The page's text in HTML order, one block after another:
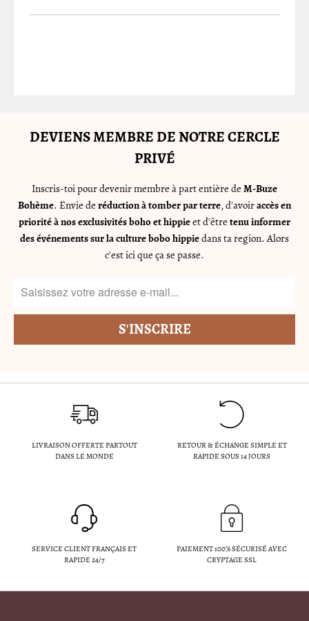
DEVIENS MEMBRE DE NOTRE CERCLE
PRIVÉ
Inscris-toi pour devenir membre à part entière de M-Buze
Bohème. Envie de réduction à tomber par terre, d'avoiraccès en
priorité à nos exclusivités boho et hippieet d'être tenu informer
des événements sur la culture bobo hippiedans ta region. Alors
c'est ici que ça se passe.
LIVRAISON OFFERTE PARTOUT
DANS LE MONDE
RETOUR & ÉCHANGE SIMPLE ET
RAPIDE SOUS 14 JOURS
SERVICE CLIENT FRANÇAIS ET
RAPIDE 24/7
PAIEMENT 100% SÉCURISÉ AVEC
CRYPTAGE SSL